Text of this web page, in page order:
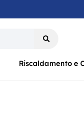
Riscaldamento e